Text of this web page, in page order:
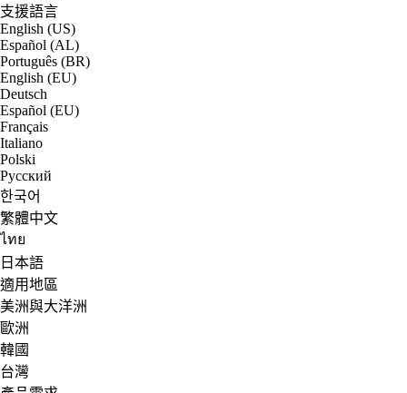
支援語言
English (US)
Español (AL)
Português (BR)
English (EU)
Deutsch
Español (EU)
Français
Italiano
Polski
Русский
한국어
繁體中文
ไทย
日本語
適用地區
美洲與大洋洲
歐洲
韓國
台灣